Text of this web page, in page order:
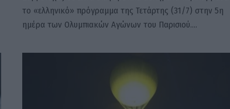
το «ελληνικό» πρόγραμμα της Τετάρτης (31/7) στην 5η
ημέρα των Ολυμπιακών Αγώνων του Παρισιού.…